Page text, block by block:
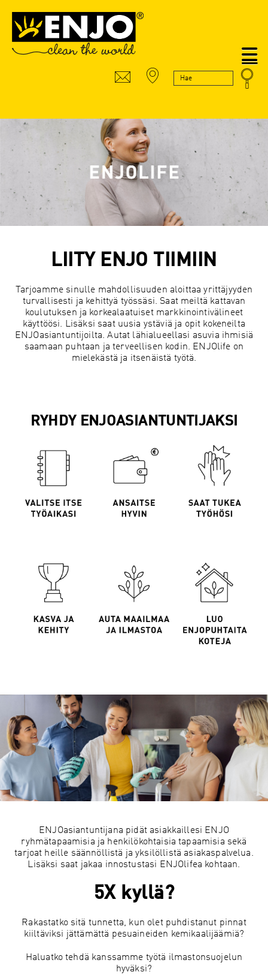
LIITY ENJO TIIMIIN
Tarjoamme sinulle mahdollisuuden aloittaa yrittäjyyden
turvallisesti ja kehittyä työssäsi. Saat meiltä kattavan
koulutuksen ja korkealaatuiset markkinointivälineet
käyttöösi. Lisäksi saat uusia ystäviä ja opit kokeneilta
ENJOasiantuntijoilta. Autat lähialueellasi asuvia ihmisiä
saamaan puhtaan ja terveellisen kodin. ENJOlife on
mielekästä ja itsenäistä työtä.
RYHDY ENJOASIANTUNTIJAKSI
ENJOasiantuntijana pidät asiakkaillesi ENJO
ryhmätapaamisia ja henkilökohtaisia tapaamisia sekä
tarjoat heille säännöllistä ja yksilöllistä asiakaspalvelua.
Lisäksi saat jakaa innostustasi ENJOlifea kohtaan.
5X kyllä?
Rakastatko sitä tunnetta, kun olet puhdistanut pinnat
kiiltäviksi jättämättä pesuaineiden kemikaalijäämiä?
Haluatko tehdä kanssamme työtä ilmastonsuojelun
hyväksi?